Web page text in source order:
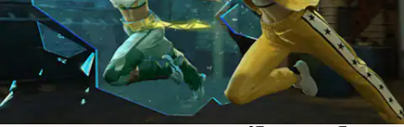
ఈ వార్తాకథనం ఏంటి
Garena Free Fire MAXలో ఉచిత కోడ్‌లను రీడీమ్
చేయడానికి వినియోగదారులు కొన్ని నియమాలను